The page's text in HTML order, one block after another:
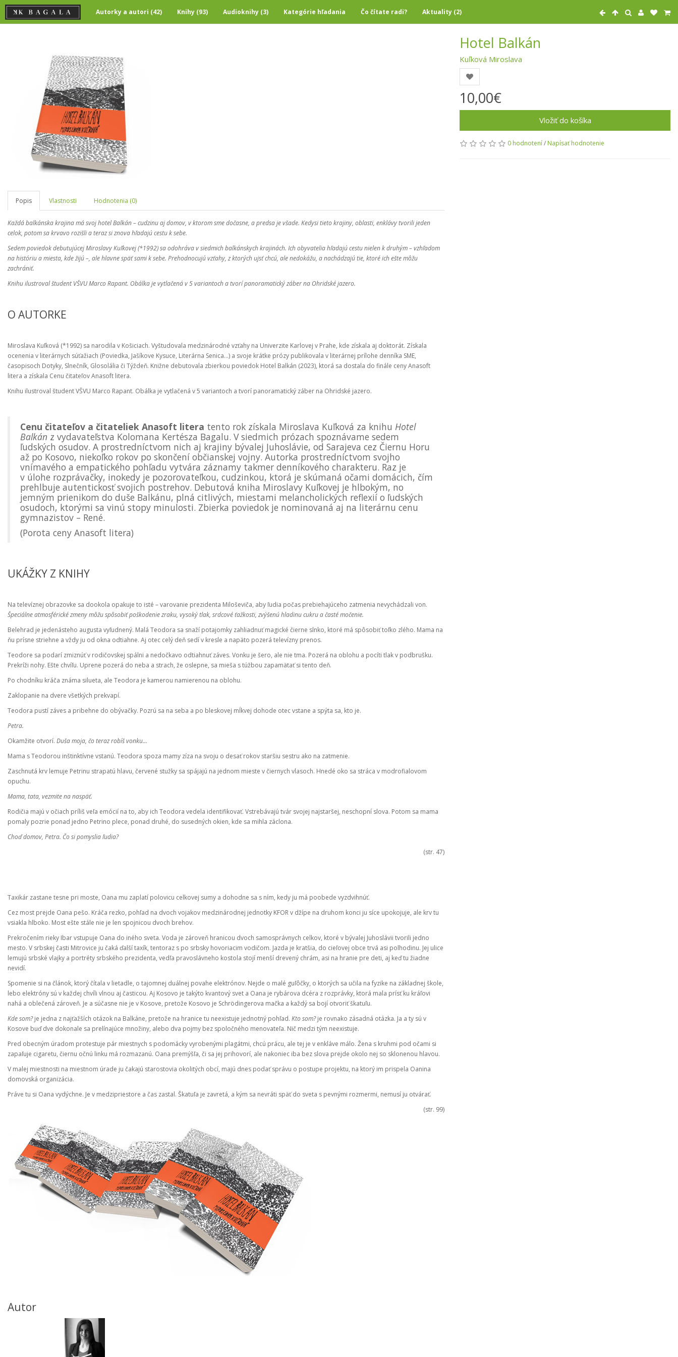
Autorky a autori (42) Knihy (93) Audioknihy (3) Kategórie hľadania Čo čítate radi? Aktuality (2)
Popis Vlastnosti Hodnotenia (0)
Každá balkánska krajina má svoj hotel Balkán – cudzinu aj domov, v ktorom sme dočasne, a predsa je všade. Kedysi tieto krajiny, oblasti, enklávy tvorili jeden
celok, potom sa krvavo rozišli a teraz si znova hľadajú cestu k sebe.
Sedem poviedok debutujúcej Miroslavy Kuľkovej (*1992) sa odohráva v siedmich balkánskych krajinách. Ich obyvatelia hľadajú cestu nielen k druhým – vzhľadom
na históriu a miesta, kde žijú –, ale hlavne späť sami k sebe. Prehodnocujú vzťahy, z ktorých ujsť chcú, ale nedokážu, a nachádzajú tie, ktoré ich ešte môžu
zachrániť.
Knihu ilustroval študent VŠVU Marco Rapant. Obálka je vytlačená v 5 variantoch a tvorí panoramatický záber na Ohridské jazero.
O AUTORKE
Miroslava Kuľková (*1992) sa narodila v Košiciach. Vyštudovala medzinárodné vzťahy na Univerzite Karlovej v Prahe, kde získala aj doktorát. Získala
ocenenia v literárnych súťažiach (Poviedka, Jašíkove Kysuce, Literárna Senica...) a svoje krátke prózy publikovala v literárnej prílohe denníka SME,
časopisoch Dotyky, Slnečník, Glosolália či Týždeň. Knižne debutovala zbierkou poviedok Hotel Balkán (2023), ktorá sa dostala do finále ceny Anasoft
litera a získala Cenu čitateľov Anasoft litera.
Knihu ilustroval študent VŠVU Marco Rapant. Obálka je vytlačená v 5 variantoch a tvorí panoramatický záber na Ohridské jazero.
Cenu čitateľov a čitateliek Anasoft litera tento rok získala Miroslava Kuľková za knihu Hotel
Balkán z vydavateľstva Kolomana Kertésza Bagalu. V siedmich prózach spoznávame sedem
ľudských osudov. A prostredníctvom nich aj krajiny bývalej Juhoslávie, od Sarajeva cez Čiernu Horu
až po Kosovo, niekoľko rokov po skončení občianskej vojny. Autorka prostredníctvom svojho
vnímavého a empatického pohľadu vytvára záznamy takmer denníkového charakteru. Raz je
v úlohe rozprávačky, inokedy je pozorovateľkou, cudzinkou, ktorá je skúmaná očami domácich, čím
prehlbuje autentickosť svojich postrehov. Debutová kniha Miroslavy Kuľkovej je hlbokým, no
jemným prienikom do duše Balkánu, plná citlivých, miestami melancholických reflexií o ľudských
osudoch, ktorými sa vinú stopy minulosti. Zbierka poviedok je nominovaná aj na literárnu cenu
gymnazistov – René.
(Porota ceny Anasoft litera)
UKÁŽKY Z KNIHY
Na televíznej obrazovke sa dookola opakuje to isté – varovanie prezidenta Miloševiča, aby ľudia počas prebiehajúceho zatmenia nevychádzali von.
Špeciálne atmosférické zmeny môžu spôsobiť poškodenie zraku, vysoký tlak, srdcové ťažkosti, zvýšenú hladinu cukru a časté močenie.
Belehrad je jedenásteho augusta vyľudnený. Malá Teodora sa snaží potajomky zahliadnuť magické čierne slnko, ktoré má spôsobiť toľko zlého. Mama na
ňu prísne striehne a vždy ju od okna odtiahne. Aj otec celý deň sedí v kresle a napäto pozerá televízny prenos.
Teodore sa podarí zmiznúť v rodičovskej spálni a nedočkavo odtiahnuť záves. Vonku je šero, ale nie tma. Pozerá na oblohu a pocíti tlak v podbrušku.
Prekríži nohy. Ešte chvíľu. Uprene pozerá do neba a strach, že oslepne, sa mieša s túžbou zapamätať si tento deň.
Po chodníku kráča známa silueta, ale Teodora je kamerou namierenou na oblohu.
Zaklopanie na dvere všetkých prekvapí.
Teodora pustí záves a pribehne do obývačky. Pozrú sa na seba a po bleskovej mĺkvej dohode otec vstane a spýta sa, kto je.
Petra.
Okamžite otvorí. Duša moja, čo teraz robíš vonku...
Mama s Teodorou inštinktívne vstanú. Teodora spoza mamy zíza na svoju o desať rokov staršiu sestru ako na zatmenie.
Zaschnutá krv lemuje Petrinu strapatú hlavu, červené stužky sa spájajú na jednom mieste v čiernych vlasoch. Hnedé oko sa stráca v modrofialovom
opuchu.
Mama, tata, vezmite na naspäť.
Rodičia majú v očiach príliš veľa emócií na to, aby ich Teodora vedela identifikovať. Vstrebávajú tvár svojej najstaršej, neschopní slova. Potom sa mama
pomaly pozrie ponad jedno Petrino plece, ponad druhé, do susedných okien, kde sa mihla záclona.
Choď domov, Petra. Čo si pomyslia ľudia?
(str. 47)
Taxikár zastane tesne pri moste, Oana mu zaplatí polovicu celkovej sumy a dohodne sa s ním, kedy ju má poobede vyzdvihnúť.
Cez most prejde Oana pešo. Kráča rezko, pohľad na dvoch vojakov medzinárodnej jednotky KFOR v džípe na druhom konci ju síce upokojuje, ale krv tu
vsiakla hlboko. Most ešte stále nie je len spojnicou dvoch brehov.
Prekročením rieky Ibar vstupuje Oana do iného sveta. Voda je zároveň hranicou dvoch samosprávnych celkov, ktoré v bývalej Juhoslávii tvorili jedno
mesto. V srbskej časti Mitrovice ju čaká ďalší taxík, tentoraz s po srbsky hovoriacim vodičom. Jazda je kratšia, do cieľovej obce trvá asi polhodinu. Jej ulice
lemujú srbské vlajky a portréty srbského prezidenta, vedľa pravoslávneho kostola stojí menší drevený chrám, asi na hranie pre deti, aj keď tu žiadne
nevidí.
Spomenie si na článok, ktorý čítala v lietadle, o tajomnej duálnej povahe elektrónov. Nejde o malé guľôčky, o ktorých sa učila na fyzike na základnej škole,
lebo elektróny sú v každej chvíli vlnou aj časticou. Aj Kosovo je takýto kvantový svet a Oana je rybárova dcéra z rozprávky, ktorá mala prísť ku kráľovi
nahá a oblečená zároveň. Je a súčasne nie je v Kosove, pretože Kosovo je Schrödingerova mačka a každý sa bojí otvoriť škatuľu.
Kde som?je jedna z najťažších otázok na Balkáne, pretože na hranice tu neexistuje jednotný pohľad. Kto som?je rovnako zásadná otázka. Ja a ty sú v
Kosove buď dve dokonale sa prelínajúce množiny, alebo dva pojmy bez spoločného menovateľa. Nič medzi tým neexistuje.
Pred obecným úradom protestuje pár miestnych s podomácky vyrobenými plagátmi, chcú prácu, ale tej je v enkláve málo. Žena s kruhmi pod očami si
zapaľuje cigaretu, čiernu očnú linku má rozmazanú. Oana premýšľa, či sa jej prihovorí, ale nakoniec iba bez slova prejde okolo nej so sklonenou hlavou.
V malej miestnosti na miestnom úrade ju čakajú starostovia okolitých obcí, majú dnes podať správu o postupe projektu, na ktorý im prispela Oanina
domovská organizácia.
Práve tu si Oana vydýchne. Je v medzipriestore a čas zastal. Škatuľa je zavretá, a kým sa nevráti späť do sveta s pevnými rozmermi, nemusí ju otvárať.
(str. 99)
Hotel Balkán
Kuľková Miroslava
10,00€
Vložiť do košíka
0 hodnotení/ Napísať hodnotenie
Autor